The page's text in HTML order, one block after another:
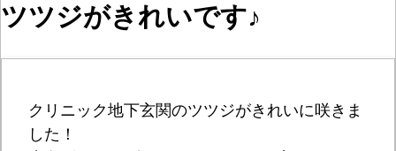
ツツジがきれいです♪
クリニック地下玄関のツツジがきれいに咲きま
した！